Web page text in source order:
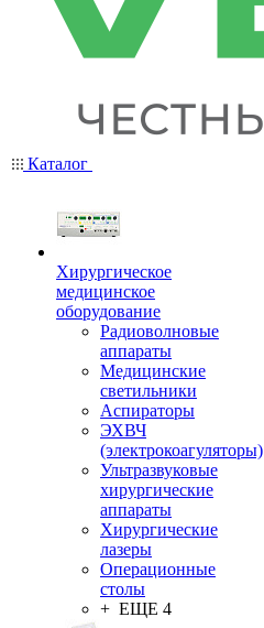
Каталог
Хирургическое
медицинское
оборудование
Радиоволновые
аппараты
Медицинские
светильники
Аспираторы
ЭХВЧ
(электрокоагуляторы)
Ультразвуковые
хирургические
аппараты
Хирургические
лазеры
Операционные
столы
+ ЕЩЕ 4